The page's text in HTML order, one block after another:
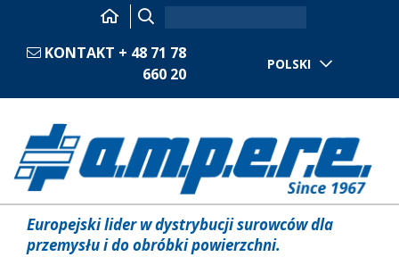
KONTAKT + 48 71 78
660 20
POLSKI
Europejski lider w dystrybucji surowców dla
przemysłu i do obróbki powierzchni.